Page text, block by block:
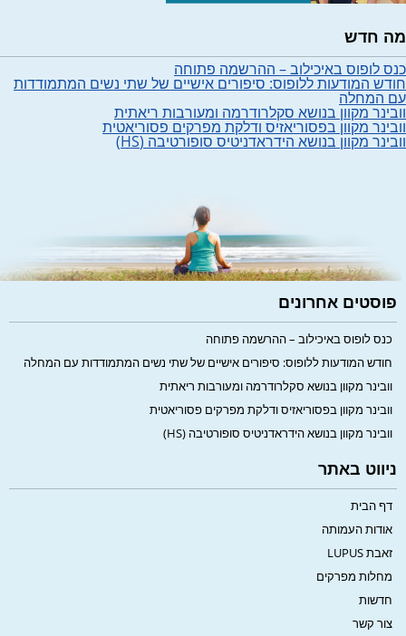
מה חדש
כנס לופוס באיכילוב – ההרשמה פתוחה
חודש המודעות ללופוס: סיפורים אישיים של שתי נשים המתמודדות
עם המחלה
וובינר מקוון בנושא סקלרודרמה ומעורבות ריאתית
וובינר מקוון בפסוריאזיס ודלקת מפרקים פסוריאטית
וובינר מקוון בנושא הידראדניטיס סופורטיבה (HS)
פוסטים אחרונים
כנס לופוס באיכילוב – ההרשמה פתוחה
חודש המודעות ללופוס: סיפורים אישיים של שתי נשים המתמודדות עם המחלה
וובינר מקוון בנושא סקלרודרמה ומעורבות ריאתית
וובינר מקוון בפסוריאזיס ודלקת מפרקים פסוריאטית
וובינר מקוון בנושא הידראדניטיס סופורטיבה (HS)
ניווט באתר
דף הבית
אודות העמותה
זאבת LUPUS
מחלות מפרקים
חדשות
צור קשר